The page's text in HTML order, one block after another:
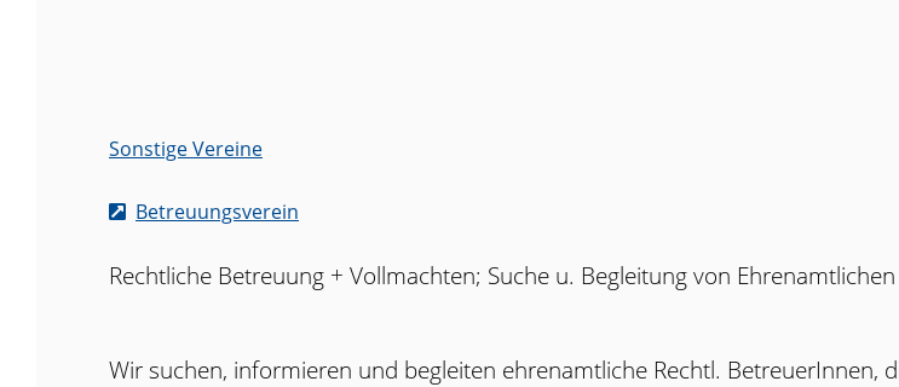
Betreuungsverein
Rechtliche Betreuung + Vollmachten; Suche u. Begleitung von Ehrenamtlichen
Wir suchen, informieren und begleiten ehrenamtliche Rechtl. BetreuerInnen,
Sonstige Vereine